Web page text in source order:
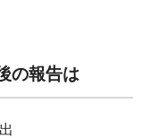
の報告は